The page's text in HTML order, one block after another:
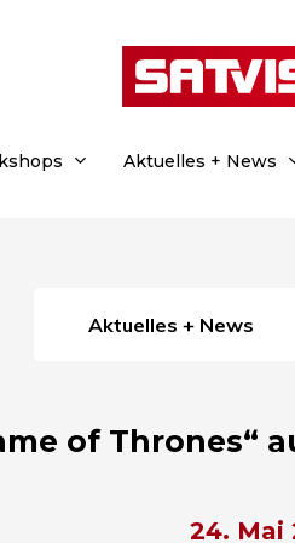
Aktuelles + News
Aktuelles + News
of Thrones“
24. Mai